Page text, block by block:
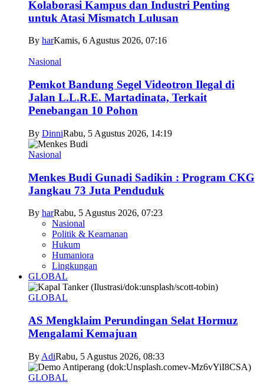
Kolaborasi Kampus dan Industri Penting
untuk Atasi Mismatch Lulusan
By harKamis, 6 Agustus 2026, 07:16
Nasional
Pemkot Bandung Segel Videotron Ilegal di
Jalan L.L.R.E. Martadinata, Terkait
Penebangan 10 Pohon
By DinniRabu, 5 Agustus 2026, 14:19
Nasional
Menkes Budi Gunadi Sadikin : Program CKG
Jangkau 73 Juta Penduduk
By harRabu, 5 Agustus 2026, 07:23
Nasional
Politik & Keamanan
Hukum
Humaniora
Lingkungan
GLOBAL
GLOBAL
AS Mengklaim Perundingan Selat Hormuz
Mengalami Kemajuan
By AdiRabu, 5 Agustus 2026, 08:33
GLOBAL